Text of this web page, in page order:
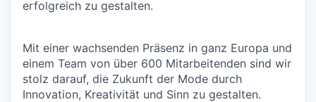
erfolgreich zu gestalten.
Mit einer wachsenden Präsenz in ganz Europa und
einem Team von über 600 Mitarbeitenden sind wir
stolz darauf, die Zukunft der Mode durch
Innovation, Kreativität und Sinn zu gestalten.